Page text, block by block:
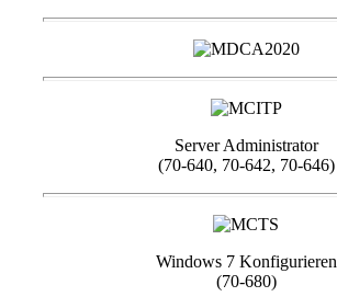
Server Administrator
(70-640, 70-642, 70-646)
Windows 7 Konfigurieren
(70-680)